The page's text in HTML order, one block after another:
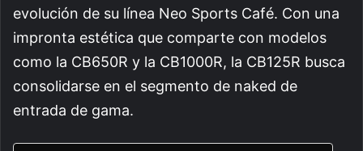
evolución de su línea Neo Sports Café. Con una
impronta estética que comparte con modelos
como la CB650R y la CB1000R, la CB125R busca
consolidarse en el segmento de naked de
entrada de gama.